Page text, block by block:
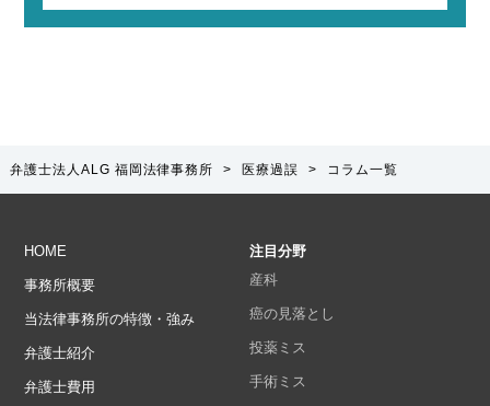
弁護士法人ALG 福岡法律事務所 > 医療過誤 > コラム一覧
HOME
事務所概要
当法律事務所の特徴・強み
弁護士紹介
弁護士費用
注目分野
産科
癌の見落とし
投薬ミス
手術ミス